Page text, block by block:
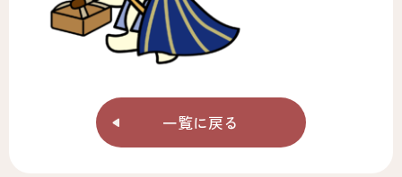
一覧に戻る